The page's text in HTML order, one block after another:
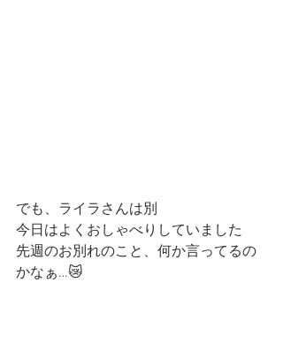
でも、ライラさんは別
今日はよくおしゃべりしていました
先週のお別れのこと、何か言ってるの
かなぁ…😿